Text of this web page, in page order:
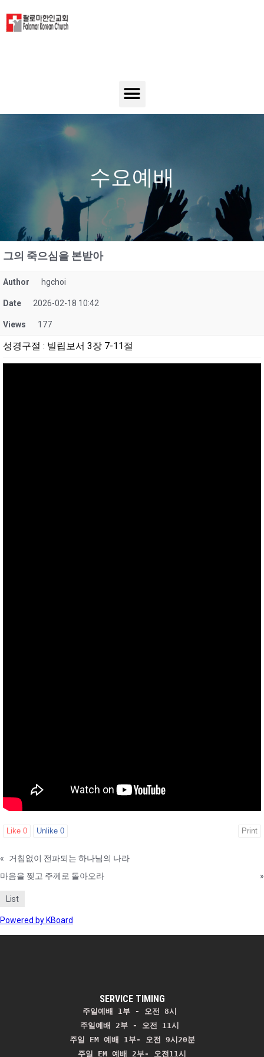
수요예배
그의 죽으심을 본받아
Author hgchoi
Date 2026-02-18 10:42
Views 177
성경구절 : 빌립보서 3장 7-11절
Like 0 Unlike 0 Print
«
거침없이 전파되는 하나님의 나라
마음을 찢고 주께로 돌아오라
»
List
Powered by KBoard
SERVICE TIMING
주일예배 1부 - 오전 8시
주일예배 2부 - 오전 11시
주일 EM 예배 1부- 오전 9시20분
주일 EM 예배 2부- 오전11시